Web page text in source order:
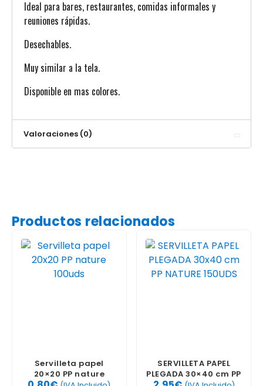
Ideal para bares, restaurantes, comidas informales y
reuniones rápidas.
Desechables.
Muy similar a la tela.
Disponible en mas colores.
Valoraciones (0)
Productos relacionados
Servilleta papel
20×20 PP nature
SERVILLETA PAPEL
PLEGADA 30×40 cm PP